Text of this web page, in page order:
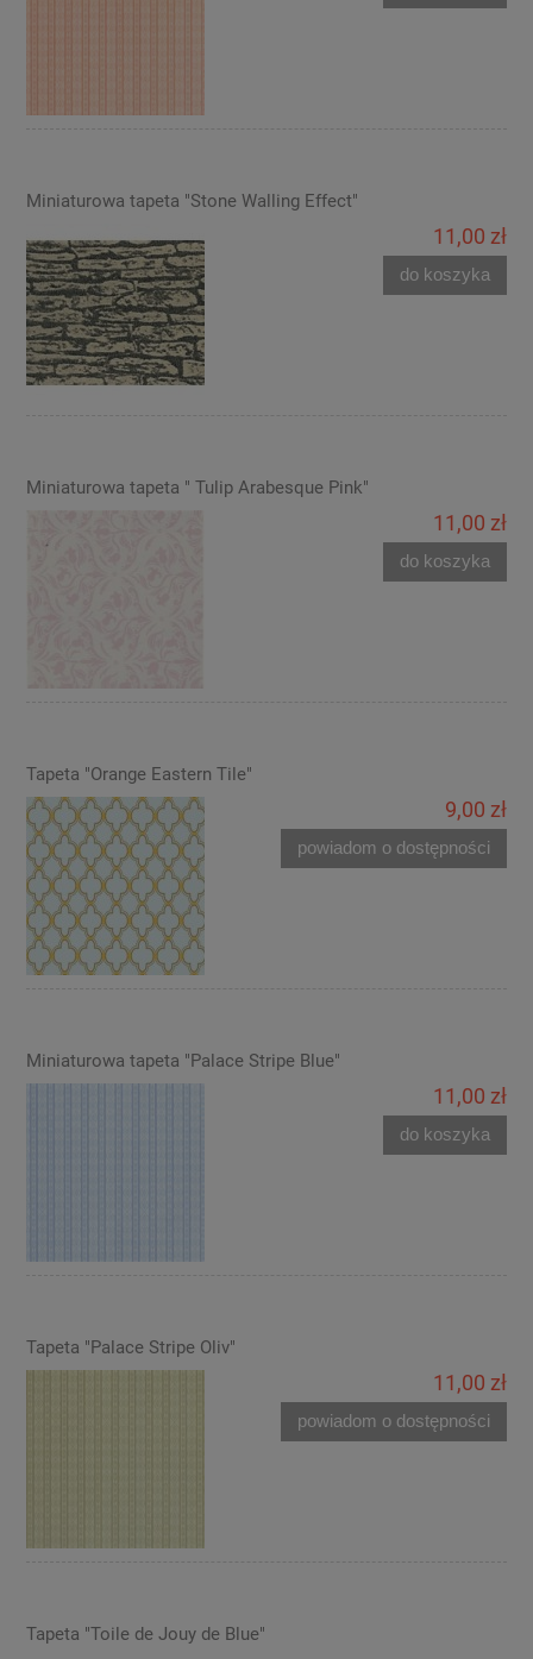
Miniaturowa tapeta "Stone Walling Effect"
11,00 zł
do koszyka
Miniaturowa tapeta " Tulip Arabesque Pink"
11,00 zł
do koszyka
Tapeta "Orange Eastern Tile"
9,00 zł
powiadom o dostępności
Miniaturowa tapeta "Palace Stripe Blue"
11,00 zł
do koszyka
Tapeta "Palace Stripe Oliv"
11,00 zł
powiadom o dostępności
Tapeta "Toile de Jouy de Blue"